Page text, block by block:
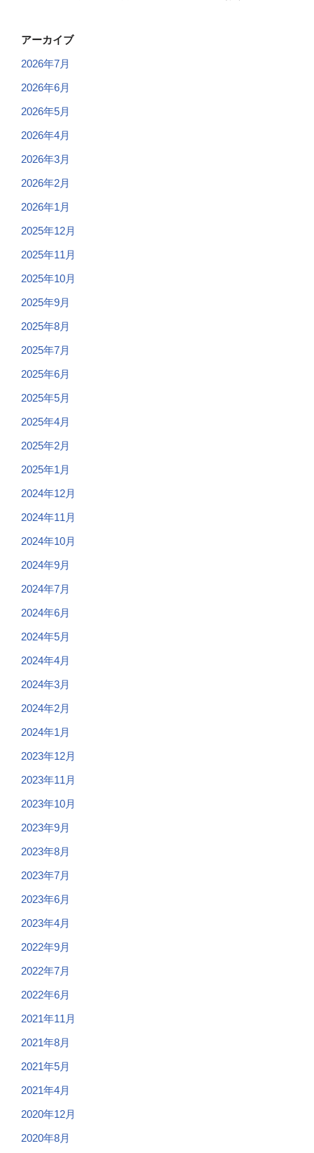
アーカイブ
2026年7月
2026年6月
2026年5月
2026年4月
2026年3月
2026年2月
2026年1月
2025年12月
2025年11月
2025年10月
2025年9月
2025年8月
2025年7月
2025年6月
2025年5月
2025年4月
2025年2月
2025年1月
2024年12月
2024年11月
2024年10月
2024年9月
2024年7月
2024年6月
2024年5月
2024年4月
2024年3月
2024年2月
2024年1月
2023年12月
2023年11月
2023年10月
2023年9月
2023年8月
2023年7月
2023年6月
2023年4月
2022年9月
2022年7月
2022年6月
2021年11月
2021年8月
2021年5月
2021年4月
2020年12月
2020年8月